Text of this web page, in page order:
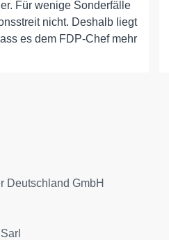
Für wenige Sonderfälle
nicht. Deshalb liegt
es dem FDP-Chef mehr
Deutschland GmbH